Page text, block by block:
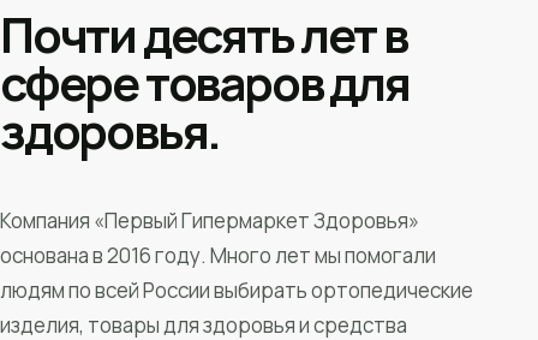
Почти десять лет в
сфере товаров для
здоровья.
Компания «Первый Гипермаркет Здоровья»
основана в 2016 году. Много лет мы помогали
людям по всей России выбирать ортопедические
изделия, товары для здоровья и средства